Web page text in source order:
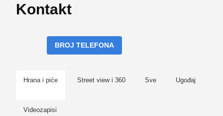
Kontakt
BROJ TELEFONA
Hrana i piće Street view i 360 Sve Ugođaj
Videozapisi